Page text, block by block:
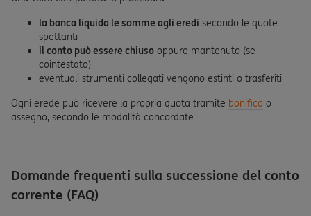
la banca liquida le somme agli eredi secondo le quote
spettanti
il conto può essere chiuso oppure mantenuto (se
cointestato)
eventuali strumenti collegati vengono estinti o trasferiti
Ogni erede può ricevere la propria quota tramite bonifico o
assegno, secondo le modalità concordate.
Domande frequenti sulla successione del conto
corrente (FAQ)